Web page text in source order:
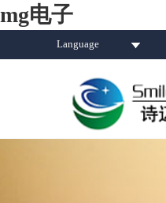
mg电子
Language